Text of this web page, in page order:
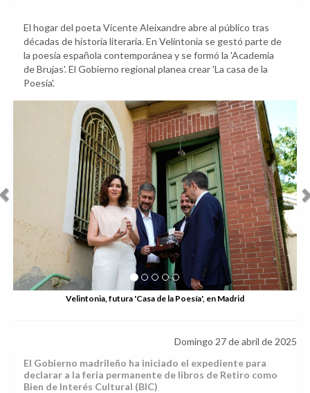
El hogar del poeta Vicente Aleixandre abre al público tras
décadas de historia literaria. En Velintonia se gestó parte de
la poesía española contemporánea y se formó la 'Academia
de Brujas'. El Gobierno regional planea crear 'La casa de la
Poesía'.
'Casa de la Poesía', en Madrid
Velintonia, futura
Anterior
Domingo 27 de abril de 2025
El Gobierno madrileño ha iniciado el expediente para
declarar a la feria permanente de libros de Retiro como
Bien de Interés Cultural (BIC)